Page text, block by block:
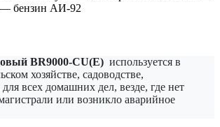
бензин АИ-92
BR9000-CU(E) используется в
хозяйстве, садоводстве,
всех домашних дел, везде, где нет
или возникло аварийное